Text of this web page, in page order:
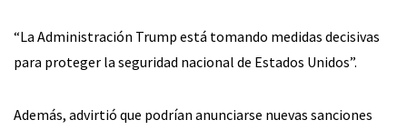
“La Administración Trump está tomando medidas decisivas
para proteger la seguridad nacional de Estados Unidos”.
Además, advirtió que podrían anunciarse nuevas sanciones